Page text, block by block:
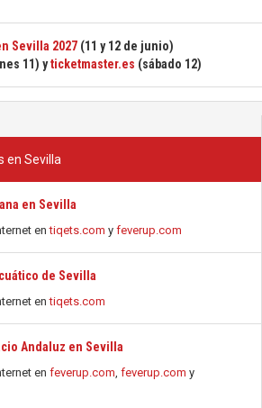
en Sevilla
en Sevilla
entiqets.com y feverup.com
de Sevilla
entiqets.com
Andaluz en Sevilla
en feverup.com, feverup.com y
Sevilla 2027 (11 y 12 de junio)
11) yticketmaster.es (sábado 12)